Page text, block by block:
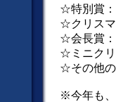
☆特別賞：
☆クリスマ
☆会長賞：
☆ミニクリ
☆その他の
※今年も、